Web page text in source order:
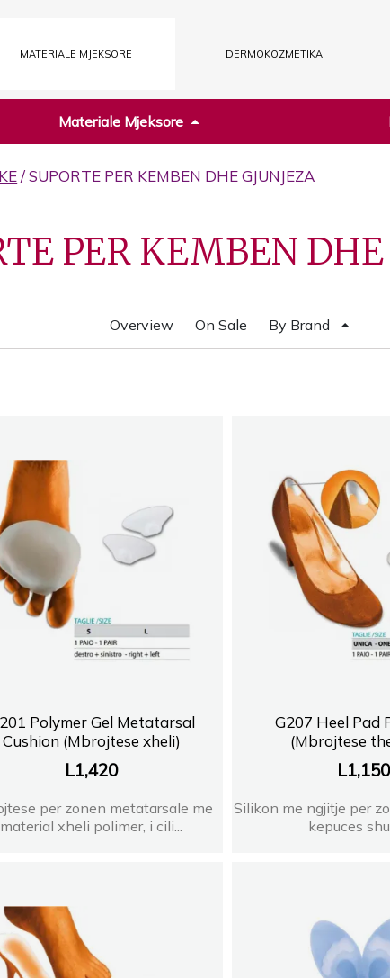
MATERIALE MJEKSORE DERMOKOZMETIKA
Materiale Mjeksore
/ SUPORTE PER KEMBEN DHE GJUNJEZA
PER KEMBEN
Overview On Sale By Brand
Polymer Gel Metatarsal
Cushion (Mbrojtese xheli)
L1,420
per zonen metatarsale me
material xheli polimer, i cili...
G207 Heel Pad
(Mbrojtese
L1,150
Silikon me ngjitje per
kepuces